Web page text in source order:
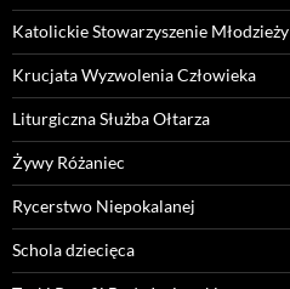
Katolickie Stowarzyszenie Młodzieży
Krucjata Wyzwolenia Człowieka
Liturgiczna Służba Ołtarza
Żywy Różaniec
Rycerstwo Niepokalanej
Schola dziecięca